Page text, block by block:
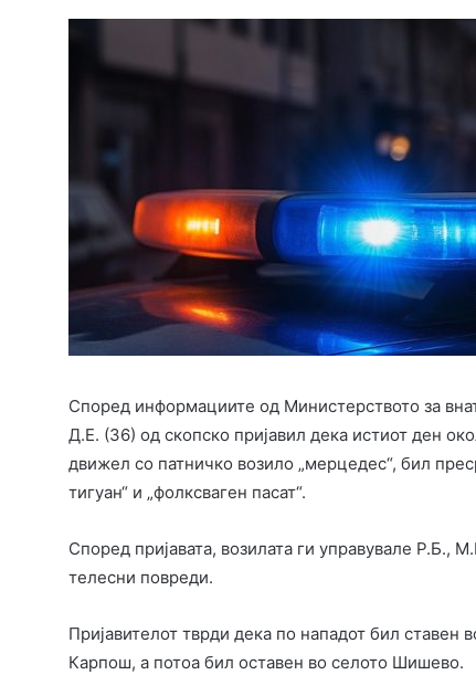
Според информациите од Министерството за
Д.Е. (36) од скопско пријавил дека истиот ден
движел со патничко возило „мерцедес“, бил
тигуан“ и „фолксваген пасат“.
Според пријавата, возилата ги управувале Р.Б.,
телесни повреди.
Пријавителот тврди дека по нападот бил ставен
Карпош, а потоа бил оставен во селото Шишево.